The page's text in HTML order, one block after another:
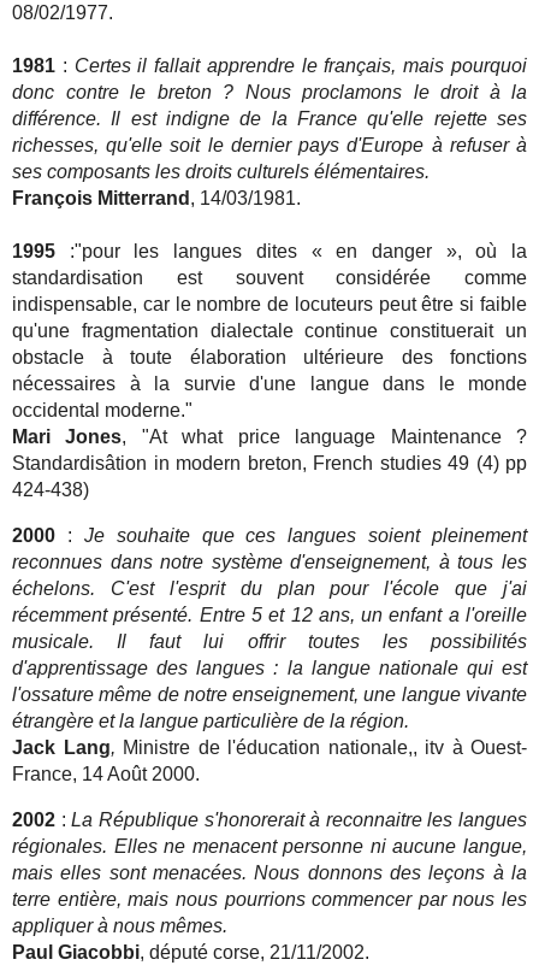
08/02/1977.
1981 : Certes il fallait apprendre le français, mais pourquoi
donc contre le breton ? Nous proclamons le droit à la
différence. Il est indigne de la France qu'elle rejette ses
richesses, qu'elle soit le dernier pays d'Europe à refuser à
ses composants les droits culturels élémentaires.
François Mitterrand , 14/03/1981.
1995 :"pour les langues dites « en danger », où la
standardisation est souvent considérée comme
indispensable, car le nombre de locuteurs peut être si faible
qu'une fragmentation dialectale continue constituerait un
obstacle à toute élaboration ultérieure des fonctions
nécessaires à la survie d'une langue dans le monde
occidental moderne."
Mari Jones, "At what price language Maintenance ?
Standardisâtion in modern breton, French studies 49 (4) pp
424-438)
2000 : Je souhaite que ces langues soient pleinement
reconnues dans notre système d'enseignement, à tous les
échelons. C'est l'esprit du plan pour l'école que j'ai
récemment présenté. Entre 5 et 12 ans, un enfant a l'oreille
musicale. Il faut lui offrir toutes les possibilités
d'apprentissage des langues : la langue nationale qui est
l'ossature même de notre enseignement, une langue vivante
étrangère et la langue particulière de la région.
Jack Lang, Ministre de l'éducation nationale,, itv à Ouest-
France, 14 Août 2000.
2002 :La République s'honorerait à reconnaitre les langues
régionales. Elles ne menacent personne ni aucune langue,
mais elles sont menacées. Nous donnons des leçons à la
terre entière, mais nous pourrions commencer par nous les
appliquer à nous mêmes.
Paul Giacobbi, député corse, 21/11/2002.